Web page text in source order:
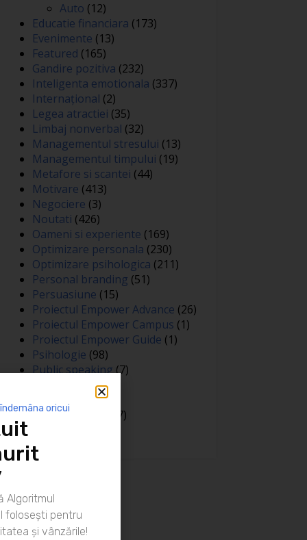
Auto (12)
Educatie financiara (173)
Evenimente (13)
Featured (165)
Gandire pozitiva (232)
Inteligenta emotionala (337)
Internațional (2)
Legea atractiei (35)
Limbaj nonverbal (32)
Managementul stresului (13)
Managementul timpului (19)
Metafore si scantei (44)
Motivare (413)
Negociere (3)
Noutati (426)
Oameni si experiente (169)
Optimizare personala (230)
Optimizare psihologica (211)
Personal branding (51)
Persuasiune (15)
Proiectul Empower Advance (26)
Proiectul Empower Campus (1)
Proiectul Empower Guide (1)
Psihologie (98)
Public speaking(7)
(81)
Spiritualitate
(127)
oricui
Algoritmul
folosești pentru
și vânzările!